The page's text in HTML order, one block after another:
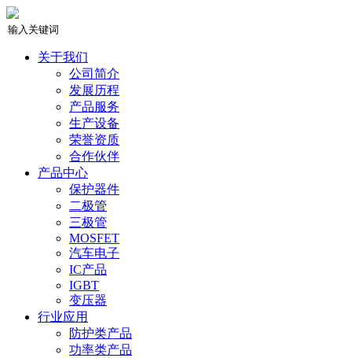
关于我们
公司简介
发展历程
产品服务
生产设备
荣誉资质
合作伙伴
产品中心
保护器件
二极管
三极管
MOSFET
汽车电子
IC产品
IGBT
变压器
行业应用
防护类产品
功率类产品